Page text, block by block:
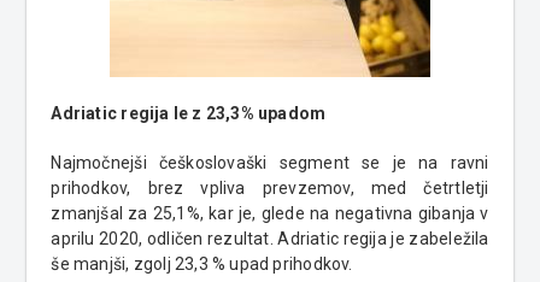
Adriatic regija le z 23,3% upadom
Najmočnejši češkoslovaški segment se je na ravni
prihodkov, brez vpliva prevzemov, med četrtletji
zmanjšal za 25,1%, kar je, glede na negativna gibanja v
aprilu 2020, odličen rezultat. Adriatic regija je zabeležila
še manjši, zgolj 23,3 % upad prihodkov.